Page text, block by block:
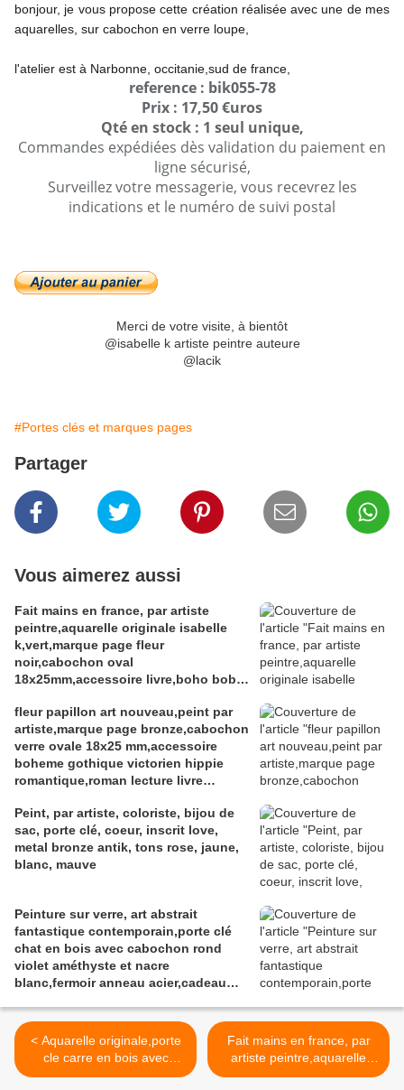
bonjour, je vous propose cette création réalisée avec une de mes
aquarelles, sur cabochon en verre loupe,
l'atelier est à Narbonne, occitanie,sud de france,
reference : bik055-78
Prix : 17,50 €uros
Qté en stock : 1 seul unique,
Commandes expédiées dès validation du paiement en
ligne sécurisé,
Surveillez votre messagerie, vous recevrez les
indications et le numéro de suivi postal
Merci de votre visite, à bientôt
@isabelle k artiste peintre auteure
@lacik
#Portes clés et marques pages
Partager
Vous aimerez aussi
Fait mains en france, par artiste
peintre,aquarelle originale isabelle
k,vert,marque page fleur
noir,cabochon oval
18x25mm,accessoire livre,boho bobo
nouveau,baroque victorien
rococo,cadeau fete
anniversaire,abstrait,fashion punk
ethnique
fleur papillon art nouveau,peint par
artiste,marque page bronze,cabochon
verre ovale 18x25 mm,accessoire
boheme gothique victorien hippie
romantique,roman lecture livre
gris marron
Peint, par artiste, coloriste, bijou de
sac, porte clé, coeur, inscrit love,
metal bronze antik, tons rose, jaune,
blanc, mauve
Peinture sur verre, art abstrait
fantastique contemporain,porte clé
chat en bois avec cabochon rond
violet améthyste et nacre
blanc,fermoir anneau acier,cadeau
< Aquarelle originale,porte
cle carre en bois avec
cabochon en verre, mauve
Fait mains en france, par
artiste peintre,aquarelle
originale isabelle k,vert